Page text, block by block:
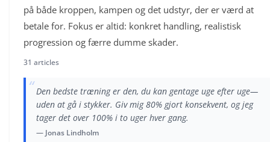
på både kroppen, kampen og det udstyr, der er værd at
betale for. Fokus er altid: konkret handling, realistisk
progression og færre dumme skader.
31 articles
“ Den bedste træning er den, du kan gentage uge efter uge—
uden at gå i stykker. Giv mig 80% gjort konsekvent, og jeg
tager det over 100% i to uger hver gang.
— Jonas Lindholm